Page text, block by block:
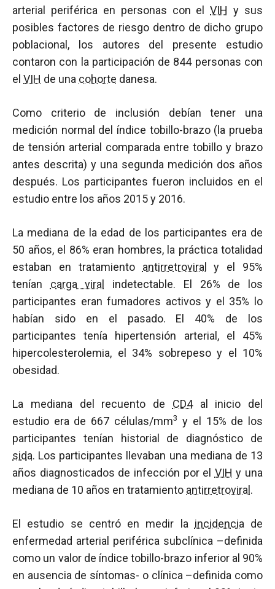
arterial periférica en personas con elVIH y sus
posibles factores de riesgo dentro de dicho grupo
poblacional, los autores del presente estudio
contaron con la participación de 844 personas con
el VIH de una cohorte danesa.
Como criterio de inclusión debían tener una
medición normal del índice tobillo-brazo (la prueba
de tensión arterial comparada entre tobillo y brazo
antes descrita) y una segunda medición dos años
después. Los participantes fueron incluidos en el
estudio entre los años 2015 y 2016.
La mediana de la edad de los participantes era de
50 años, el 86% eran hombres, la práctica totalidad
estaban en tratamiento antirretroviral
y el 95%
tenían carga viral
indetectable. El 26% de los
participantes eran fumadores activos y el 35% lo
habían sido en el pasado. El 40% de los
participantes tenía hipertensión arterial, el 45%
hipercolesterolemia, el 34% sobrepeso y el 10%
obesidad.
La mediana del recuento de CD4al inicio del
estudio era de 667 células/mm3 y el 15% de los
participantes tenían historial de diagnóstico de
sida. Los participantes llevaban una mediana de 13
años diagnosticados de infección por el VIH y una
mediana de 10 años en tratamiento antirretroviral .
El estudio se centró en medir la incidencia de
enfermedad arterial periférica subclínica –definida
como un valor de índice tobillo-brazo inferior al 90%
en ausencia de síntomas- o clínica –definida como